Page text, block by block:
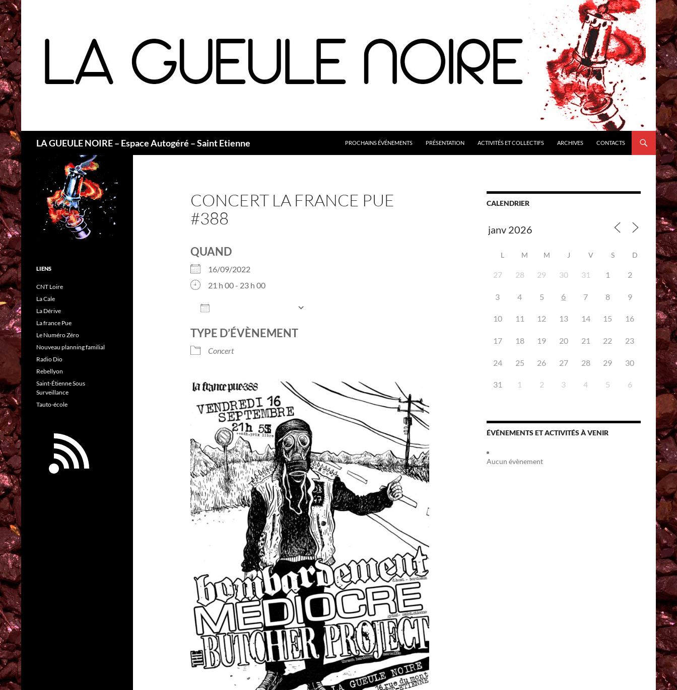
LA GUEULE NOIRE – Espace Autogéré – Saint Etienne PROCHAINS ÉVÉNEMENTS PRÉSENTATION ACTIVITÉS ET COLLECTIFS ARCHIVES CONTACTS
CONCERT LA FRANCE PUE
#388
QUAND
16/09/2022
21 h 00 - 23 h 00
iCalendar Office 365
TYPE D’ÉVÈNEMENT
Concert
CALENDRIER
L M M J V S D
27 28 29 30 31 1 2
3 4 5 6 7 8 9
10 11 12 13 14 15 16
17 18 19 20 21 22 23
24 25 26 27 28 29 30
31 1 2 3 4 5 6
ÉVÉNEMENTS ET ACTIVITÉS À VENIR
Aucun évènement
LIENS
CNT Loire
La Cale
La Dérive
La france Pue
Le Numéro Zéro
Nouveau planning familial
Radio Dio
Rebellyon
Saint-Étienne Sous
Surveillance
Tauto-école